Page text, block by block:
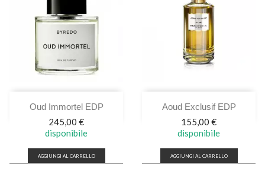
Oud Immortel EDP
Prezzo
245,00 €
disponibile
AGGIUNGI AL CARRELLO
Aoud Exclusif EDP
Prezzo
155,00 €
disponibile
AGGIUNGI AL CARRELLO